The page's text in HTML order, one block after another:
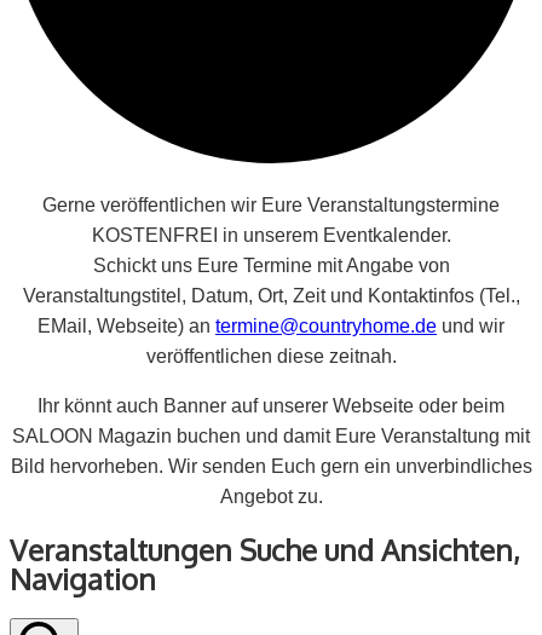
Gerne veröffentlichen wir Eure Veranstaltungstermine
KOSTENFREI in unserem Eventkalender.
Schickt uns Eure Termine mit Angabe von
Veranstaltungstitel, Datum, Ort, Zeit und Kontaktinfos (Tel.,
EMail, Webseite) an termine@countryhome.de und wir
veröffentlichen diese zeitnah.
Ihr könnt auch Banner auf unserer Webseite oder beim
SALOON Magazin buchen und damit Eure Veranstaltung mit
Bild hervorheben. Wir senden Euch gern ein unverbindliches
Angebot zu.
Veranstaltungen
Veranstaltungen Suche und Ansichten,
Navigation